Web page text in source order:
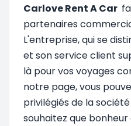
Carlove Rent A Car
partenaires
L'entreprise, qui se
et son service client
là pour vos voyages
notre page, vous
privilégiés de la
souhaitez que